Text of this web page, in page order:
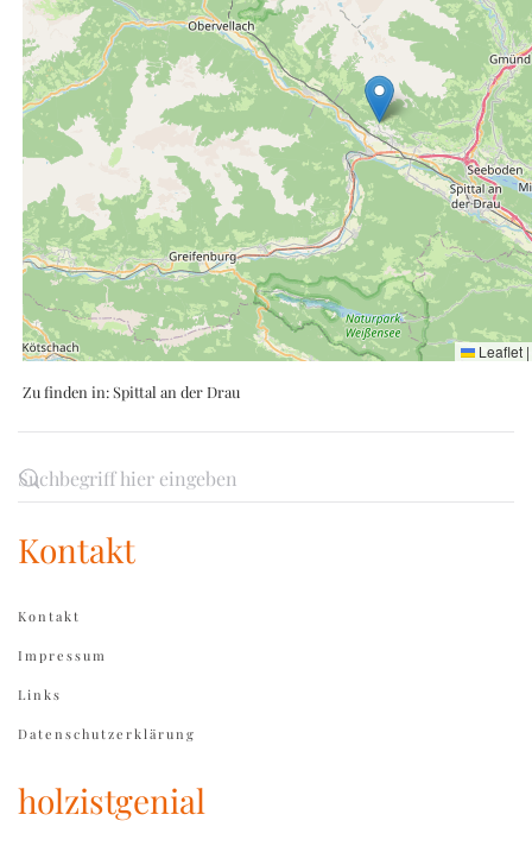
Leaflet |
Zu finden in:Spittal an der Drau
Kontakt
Kontakt
Impressum
Links
Datenschutzerklärung
holzistgenial